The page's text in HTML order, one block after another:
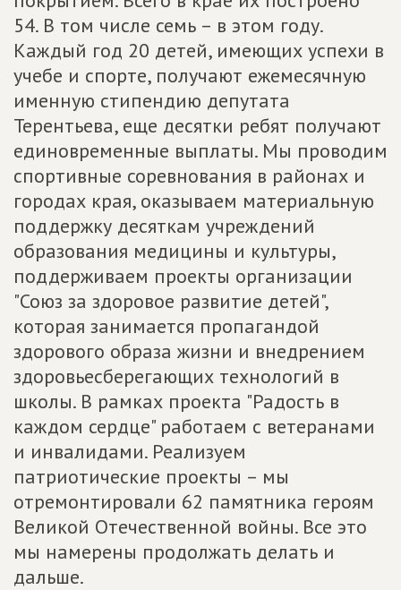
54. В том числе семь – в этом году.
Каждый год 20 детей, имеющих успехи в
учебе и спорте, получают ежемесячную
именную стипендию депутата
Терентьева, еще десятки ребят получают
единовременные выплаты. Мы проводим
спортивные соревнования в районах и
городах края, оказываем материальную
поддержку десяткам учреждений
образования медицины и культуры,
поддерживаем проекты организации
"Союз за здоровое развитие детей",
которая занимается пропагандой
здорового образа жизни и внедрением
здоровьесберегающих технологий в
школы. В рамках проекта "Радость в
каждом сердце" работаем с ветеранами
и инвалидами. Реализуем
патриотические проекты – мы
отремонтировали 62 памятника героям
Великой Отечественной войны. Все это
мы намерены продолжать делать и
дальше.